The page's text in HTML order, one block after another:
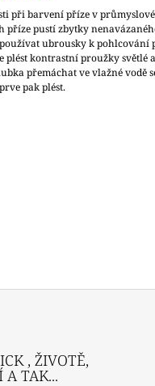
při barvení příze v
pustí zbytky
ubrousky k pohlcování
plést kontrastní proužky světlé
přemáchat ve vlažné vodě
pak plést.
, ŽIVOTĚ,
A TAK...